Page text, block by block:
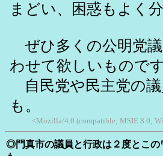
まどい、困惑もよく
ぜひ多くの公明党
わせて欲しいものです
自民党や民主党の
も。
<Mozilla/4.0 (compatible; MSIE 8.0;
◎門真市の議員と行政は２度とこの